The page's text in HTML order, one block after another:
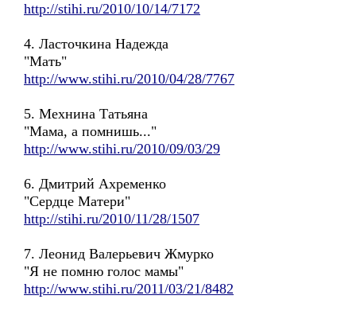
http://stihi.ru/2010/10/14/7172
4. Ласточкина Надежда
"Мать"
http://www.stihi.ru/2010/04/28/7767
5. Мехнина Татьяна
"Мама, а помнишь..."
http://www.stihi.ru/2010/09/03/29
6. Дмитрий Ахременко
"Сердце Матери"
http://stihi.ru/2010/11/28/1507
7. Леонид Валерьевич Жмурко
"Я не помню голос мамы"
http://www.stihi.ru/2011/03/21/8482